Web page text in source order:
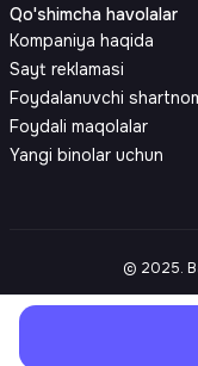
Qo'shimcha havolalar
Kompaniya haqida
Sayt reklamasi
Foydalanuvchi
Foydali maqolalar
Yangi binolar uchun
© 2025.